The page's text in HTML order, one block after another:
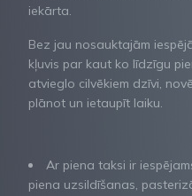
iekārta.
Bez jau nosauktajām
kļuvis par kaut ko līdzīgu
atvieglo cilvēkiem dzīvi,
plānot un ietaupīt laiku.
Ar piena taksi ir
piena uzsildīšanas,